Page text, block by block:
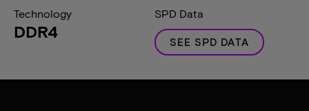
Technology
DDR4
SPD Data
SEE SPD DATA